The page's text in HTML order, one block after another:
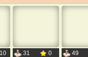
10 31 0 49